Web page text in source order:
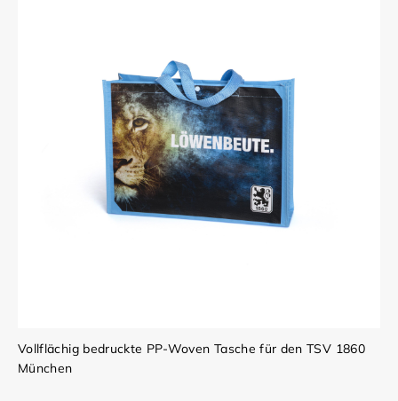
Vollflächig bedruckte PP-Woven Tasche für den TSV 1860
München